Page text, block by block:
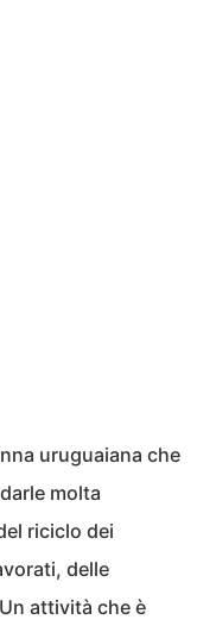
uruguaiana che
molta
riciclo dei
delle
attività che è